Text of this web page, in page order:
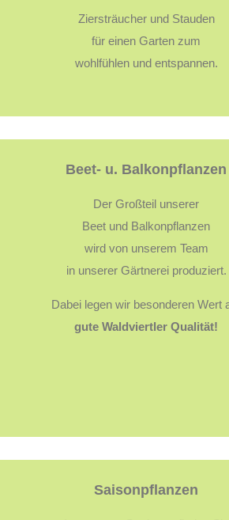
Ziersträucher und Stauden
für einen Garten zum
wohlfühlen und entspannen.
Beet- u. Balkonpflanzen
Der Großteil unserer
Beet und Balkonpflanzen
wird von unserem Team
in unserer Gärtnerei produziert.
Dabei legen wir besonderen Wert
gute Waldviertler Qualität!
Saisonpflanzen